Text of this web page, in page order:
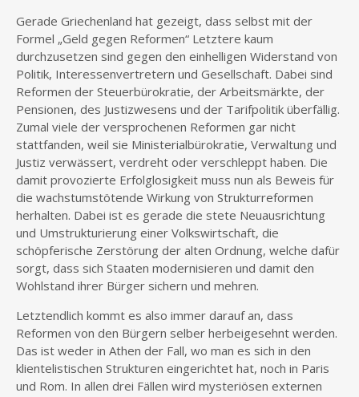
Gerade Griechenland hat gezeigt, dass selbst mit der
Formel „Geld gegen Reformen“ Letztere kaum
durchzusetzen sind gegen den einhelligen Widerstand von
Politik, Interessenvertretern und Gesellschaft. Dabei sind
Reformen der Steuerbürokratie, der Arbeitsmärkte, der
Pensionen, des Justizwesens und der Tarifpolitik überfällig.
Zumal viele der versprochenen Reformen gar nicht
stattfanden, weil sie Ministerialbürokratie, Verwaltung und
Justiz verwässert, verdreht oder verschleppt haben. Die
damit provozierte Erfolglosigkeit muss nun als Beweis für
die wachstumstötende Wirkung von Strukturreformen
herhalten. Dabei ist es gerade die stete Neuausrichtung
und Umstrukturierung einer Volkswirtschaft, die
schöpferische Zerstörung der alten Ordnung, welche dafür
sorgt, dass sich Staaten modernisieren und damit den
Wohlstand ihrer Bürger sichern und mehren.
Letztendlich kommt es also immer darauf an, dass
Reformen von den Bürgern selber herbeigesehnt werden.
Das ist weder in Athen der Fall, wo man es sich in den
klientelistischen Strukturen eingerichtet hat, noch in Paris
und Rom. In allen drei Fällen wird mysteriösen externen